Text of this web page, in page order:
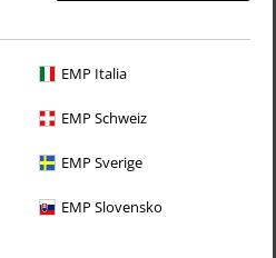
EMP Italia
EMP Schweiz
EMP Sverige
EMP Slovensko